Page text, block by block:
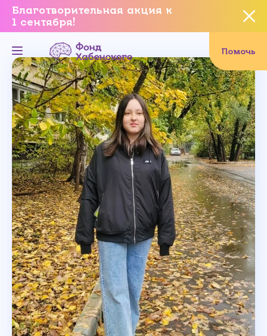
Благотворительная акция к
1 сентября!
Помочь
Вы уверены, что хотите
завершить данное событие?
Да, уверен
Нет, не хочу